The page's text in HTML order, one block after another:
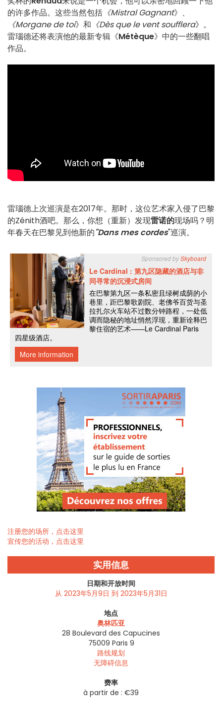
的许多作品。这些当然包括 《Mistral Gagnant》、
《Morgane de toi》和 《Dès que le vent soufflera》。
雷瑙德还将表演他的最新专辑《Métèque》中的一些翻唱
作品。
雷瑙德上次巡演是在2017年。那时，这位艺术家入侵了巴黎
的Zénith酒吧。那么，你想（重新）发现雷诺的现场吗？明
年春天在巴黎见到他新的"Dans mes cordes"巡演。
注册您的场所，点击这里
宣传您的活动，点击这里
实用信息
日期和开放时间
从 2023年5月9日 到 2023年5月31日
地点
奥林匹亚
28 Boulevard des Capucines
75009 Paris 9
路线规划
无障碍信息
费率
à partir de : €39